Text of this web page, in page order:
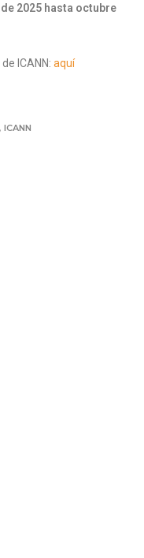
2025 hasta octubre
ICANN:aquí
,ICANN